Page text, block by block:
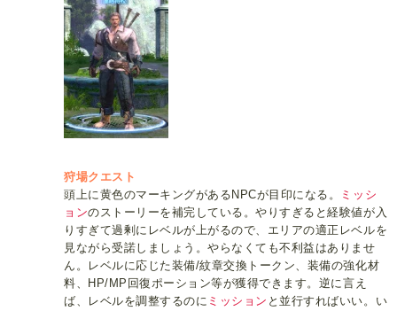
狩場クエスト
頭上に黄色のマーキングがあるNPCが目印になる。
ミッシ
ョンのストーリーを補完している。やりすぎると経験値が入
りすぎて過剰にレベルが上がるので、エリアの適正レベルを
見ながら受諾しましょう。やらなくても不利益はありませ
ん。レベルに応じた装備/紋章交換トークン、装備の強化材
料、HP/MP回復ポーション等が獲得できます。逆に言え
ば、レベルを調整するのに ミッション と並行すればいい。い